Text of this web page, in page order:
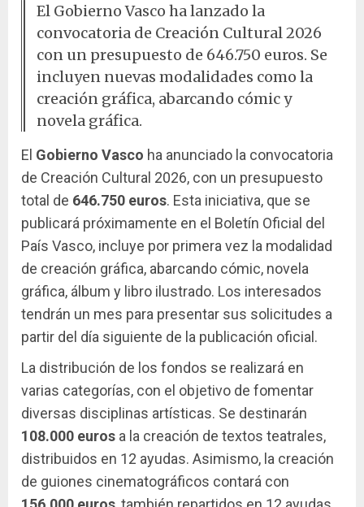
El Gobierno Vasco ha lanzado la
convocatoria de Creación Cultural 2026
con un presupuesto de 646.750 euros. Se
incluyen nuevas modalidades como la
creación gráfica, abarcando cómic y
novela gráfica.
El Gobierno Vasco ha anunciado la convocatoria
de Creación Cultural 2026, con un presupuesto
total de 646.750 euros. Esta iniciativa, que se
publicará próximamente en el Boletín Oficial del
País Vasco, incluye por primera vez la modalidad
de creación gráfica, abarcando cómic, novela
gráfica, álbum y libro ilustrado. Los interesados
tendrán un mes para presentar sus solicitudes a
partir del día siguiente de la publicación oficial.
La distribución de los fondos se realizará en
varias categorías, con el objetivo de fomentar
diversas disciplinas artísticas. Se destinarán
108.000 euros a la creación de textos teatrales,
distribuidos en 12 ayudas. Asimismo, la creación
de guiones cinematográficos contará con